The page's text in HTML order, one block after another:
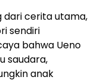
dari cerita utama,
sendiri
bahwa Ueno
saudara,
anak